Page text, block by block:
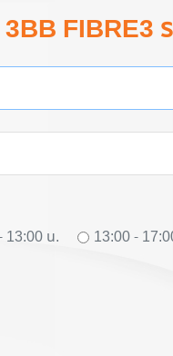
FIBRE3
13:00 น.
13:00 -